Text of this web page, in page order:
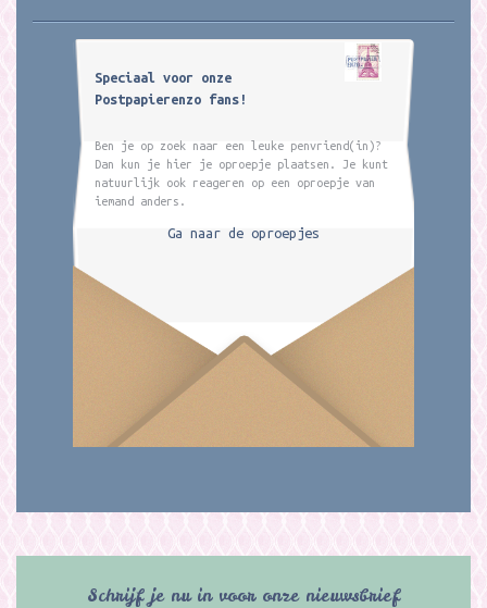
Speciaal voor onze
Postpapierenzo fans!
Ben je op zoek naar een leuke penvriend(in)?
Dan kun je hier je oproepje plaatsen. Je kunt
natuurlijk ook reageren op een oproepje van
iemand anders.
Ga naar de oproepjes
Schrijf je nu in voor onze nieuwsbrief